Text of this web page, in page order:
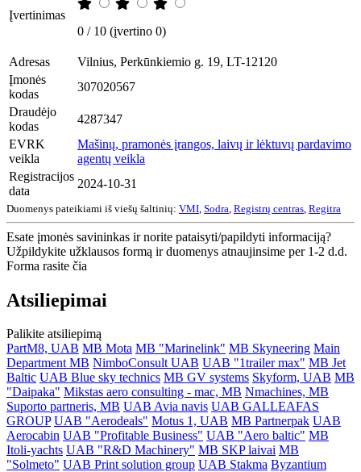
Įvertinimas
0 / 10 (įvertino 0)
Adresas
Vilnius, Perkūnkiemio g. 19, LT-12120
Įmonės
kodas
307020567
Draudėjo
kodas
4287347
EVRK
veikla
Mašinų, pramonės įrangos, laivų ir lėktuvų pardavimo
agentų veikla
Registracijos
data
2024-10-31
Duomenys pateikiami iš viešų šaltinių: VMI Sodra Registrų centras Regitra
Esate įmonės savininkas ir norite pataisyti/papildyti informaciją?
Užpildykite užklausos formą ir duomenys atnaujinsime per 1-2 d.d.
Forma rasite čia
Atsiliepimai
Palikite atsiliepimą
PartM8, UAB MB Mota MB "Marinelink" MB Skyneering Main
Department MB NimboConsult UAB UAB "1trailer max" MB Jet
Baltic UAB Blue sky technics MB GV systems Skyform, UAB MB
"Daipaka" Mikstas aero consulting - mac, MB Nmachines, MB
Suporto partneris, MB UAB Avia navis UAB GALLEAFAS
GROUP UAB "Aerodeals" Motus 1, UAB MB Partnerpak UAB
Aerocabin UAB "Profitable Business" UAB "Aero baltic" MB
Itoli-yachts UAB "R&D Machinery" MB SKP laivai MB
"Solmeto" UAB Print solution group UAB Stakma Byzantium